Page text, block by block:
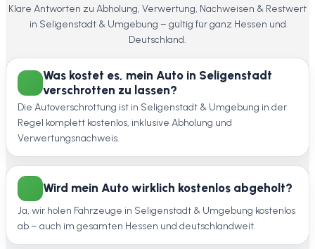
Klare Antworten zu Abholung, Verwertung, Nachweisen & Restwert
in Seligenstadt & Umgebung – gültig für ganz Hessen und
Deutschland.
Was kostet es, mein Auto in Seligenstadt
verschrotten zu lassen?
Die Autoverschrottung ist in Seligenstadt & Umgebung in der
Regel komplett kostenlos, inklusive Abholung und
Verwertungsnachweis.
Wird mein Auto wirklich kostenlos abgeholt?
Ja, wir holen Fahrzeuge in Seligenstadt & Umgebung kostenlos
ab – auch im gesamten Hessen und deutschlandweit.